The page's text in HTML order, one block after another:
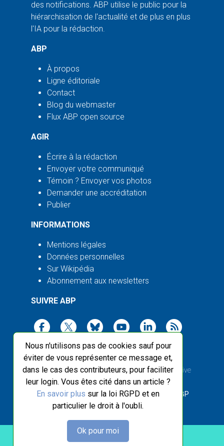
Nous n'utilisons pas de cookies sauf pour
éviter de vous représenter ce message et,
dans le cas des contributeurs, pour faciliter
leur login. Vous êtes cité dans un article ?
En savoir plus sur la loi RGPD et en
particulier le droit à l'oubli.
Ok pour moi
des notifications. ABP utilise le public pour la
hiérarchisation de l'actualité et de plus en plus
l'IA pour la rédaction.
ABP
À propos
Ligne éditoriale
Contact
Blog du webmaster
Flux ABP open source
AGIR
Écrire à la rédaction
Envoyer votre communiqué
Témoin ? Envoyer vos photos
Demander une accréditation
Publier
INFORMATIONS
Mentions légales
Données personnelles
Sur Wikipédia
Abonnement aux newsletters
SUIVRE ABP
2003-2026 ©Agence Bretagne Presse, sauf Creative
Commons
Front-end design :Breizhek Studio , Back-end : ABP